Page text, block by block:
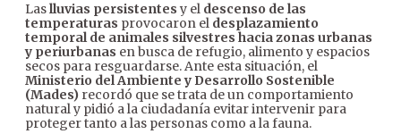
Laslluvias persistentes y el descenso de las
temperaturas provocaron el desplazamiento
temporal de animales silvestres hacia zonas urbanas
y periurbanas en busca de refugio, alimento y espacios
secos para resguardarse. Ante esta situación, el
Ministerio del Ambiente y Desarrollo Sostenible
(Mades) recordó que se trata de un comportamiento
natural y pidió a la ciudadanía evitar intervenir para
proteger tanto a las personas como a la fauna.